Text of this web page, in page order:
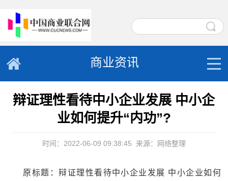
商业资讯
辩证理性看待中小企业发展 中小企
业如何提升“内功”?
时间：2022-06-09 09:38:45 来源：网络整理
原标题：辩证理性看待中小企业发展 中小企业如何